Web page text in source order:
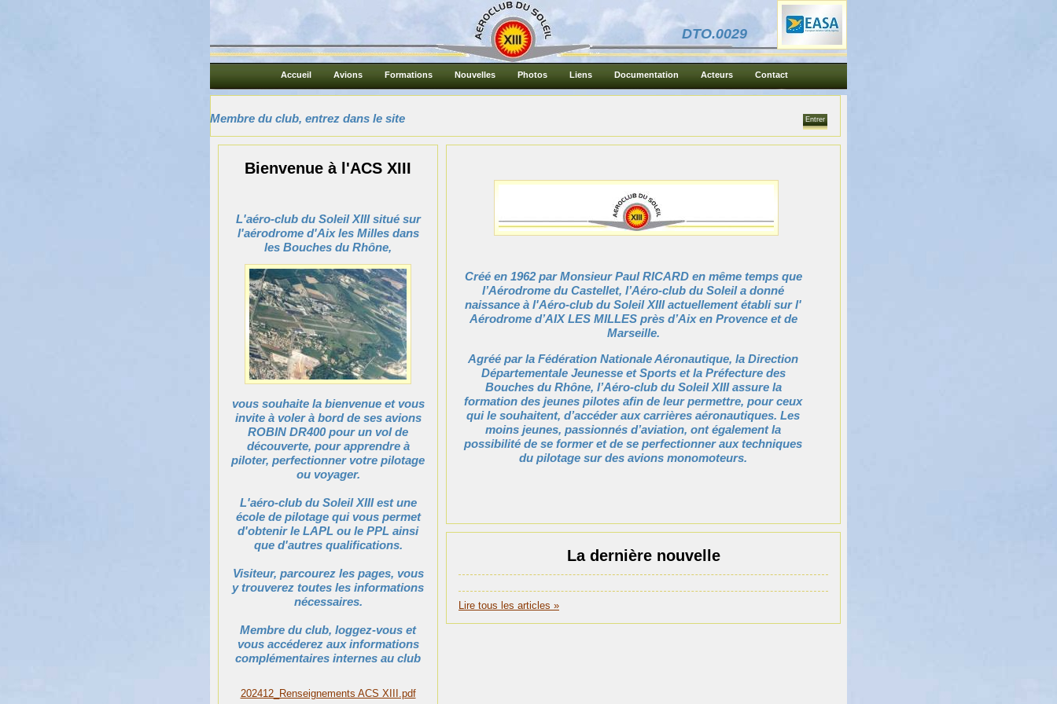
DTO.0029
Accueil Avions Formations Nouvelles Photos Liens Documentation Acteurs Contact
Membre du club, entrez dans le site
Bienvenue à l'ACS XIII
L'aéro-club du Soleil XIII situé sur
l'aérodrome d'Aix les Milles dans
les Bouches du Rhône,
vous souhaite la bienvenue et vous
invite à voler à bord de ses avions
ROBIN DR400 pour un vol de
découverte, pour apprendre à
piloter, perfectionner votre pilotage
ou voyager.
L'aéro-club du Soleil XIII est une
école de pilotage qui vous permet
d'obtenir le LAPL ou le PPL ainsi
que d'autres qualifications.
Visiteur, parcourez les pages, vous
y trouverez toutes les informations
nécessaires.
Membre du club, loggez-vous et
vous accéderez aux informations
complémentaires internes au club
202412_Renseignements ACS XIII.pdf
Créé en 1962 par Monsieur Paul RICARD en même temps que
l’Aérodrome du Castellet, l’Aéro-club du Soleil a donné
naissance à l'Aéro-club du Soleil XIII actuellement établi sur l'
Aérodrome d’AIX LES MILLES près d’Aix en Provence et de
Marseille.
Agréé par la Fédération Nationale Aéronautique, la Direction
Départementale Jeunesse et Sports et la Préfecture des
Bouches du Rhône, l’Aéro-club du Soleil XIII assure la
formation des jeunes pilotes afin de leur permettre, pour ceux
qui le souhaitent, d’accéder aux carrières aéronautiques. Les
moins jeunes, passionnés d’aviation, ont également la
possibilité de se former et de se perfectionner aux techniques
du pilotage sur des avions monomoteurs.
La dernière nouvelle
Lire tous les articles »